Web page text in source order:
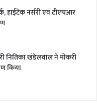
हाईटेक नर्सरी एवं टीएचआर
नितिका खंडेलवाल ने मोकरी
किया